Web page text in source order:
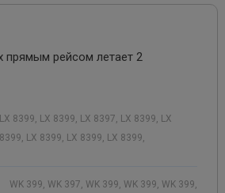
рейсом летает 2
LX 8399, LX 8399, LX 8397, LX 8399, LX
8399, LX 8399, LX 8399, LX 8399,
WK 399, WK 397, WK 399, WK 399, WK 399,